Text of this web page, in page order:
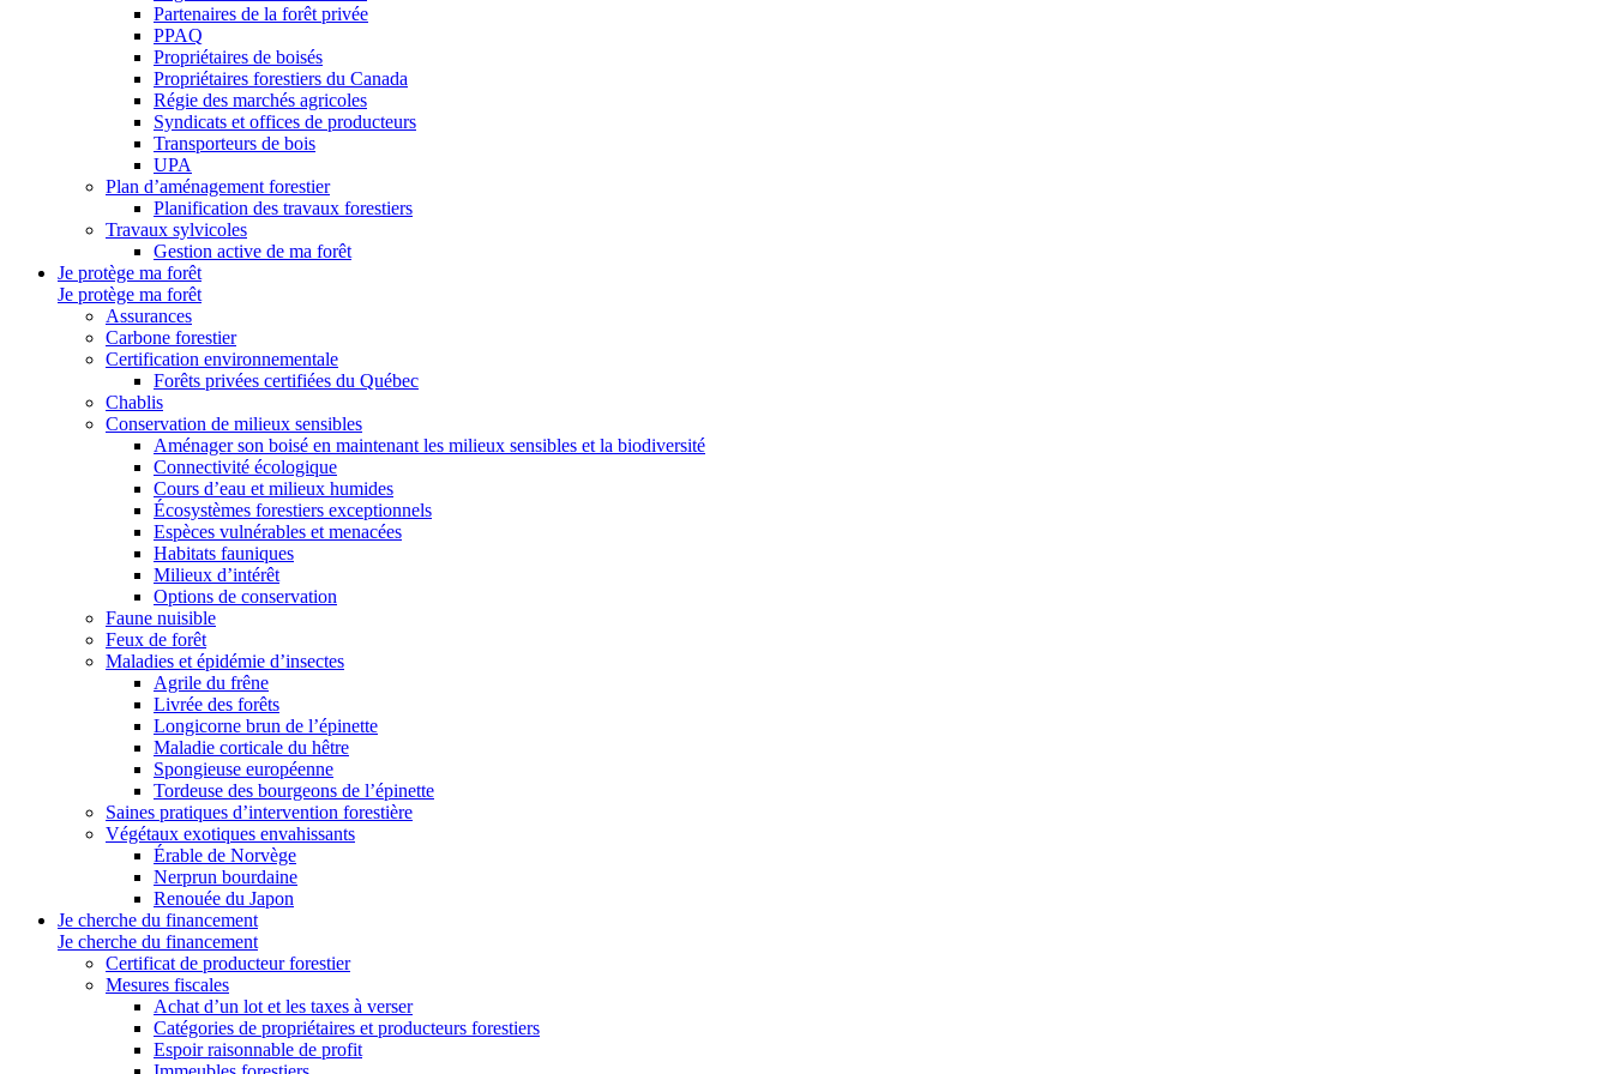
Partenaires de la forêt privée
PPAQ
Propriétaires de boisés
Propriétaires forestiers du Canada
Régie des marchés agricoles
Syndicats et offices de producteurs
Transporteurs de bois
UPA
Plan d’aménagement forestier
Planification des travaux forestiers
Travaux sylvicoles
Gestion active de ma forêt
Je protège ma forêt
Je protège ma forêt
Assurances
Carbone forestier
Certification environnementale
Forêts privées certifiées du Québec
Chablis
Conservation de milieux sensibles
Aménager son boisé en maintenant les milieux sensibles et la biodiversité
Connectivité écologique
Cours d’eau et milieux humides
Écosystèmes forestiers exceptionnels
Espèces vulnérables et menacées
Habitats fauniques
Milieux d’intérêt
Options de conservation
Faune nuisible
Feux de forêt
Maladies et épidémie d’insectes
Agrile du frêne
Livrée des forêts
Longicorne brun de l’épinette
Maladie corticale du hêtre
Spongieuse européenne
Tordeuse des bourgeons de l’épinette
Saines pratiques d’intervention forestière
Végétaux exotiques envahissants
Érable de Norvège
Nerprun bourdaine
Renouée du Japon
Je cherche du financement
Je cherche du financement
Certificat de producteur forestier
Mesures fiscales
Achat d’un lot et les taxes à verser
Catégories de propriétaires et producteurs forestiers
Espoir raisonnable de profit